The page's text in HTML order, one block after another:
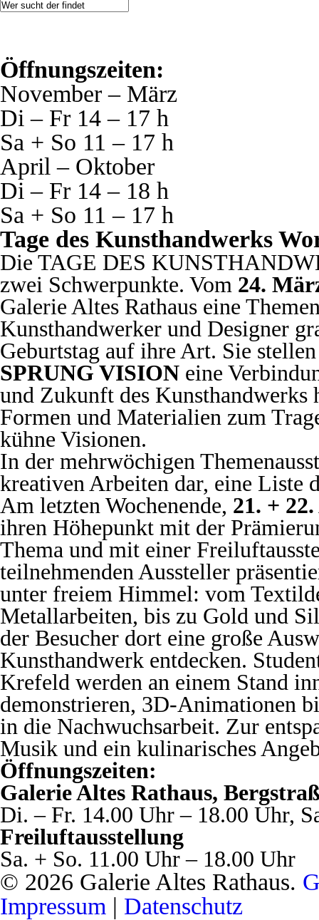
Öffnungszeiten:
November – März
Di – Fr 14 – 17 h
Sa + So 11 – 17 h
April – Oktober
Di – Fr 14 – 18 h
Sa + So 11 – 17 h
Tage des Kunsthandwerks
Die TAGE DES
zwei Schwerpunkte. Vom 24.
Galerie Altes Rathaus eine
Kunsthandwerker und Designer
Geburtstag auf ihre Art. Sie
SPRUNG VISION eine
und Zukunft des Kunsthandwerks
Formen und Materialien zum
kühne Visionen.
In der mehrwöchigen
kreativen Arbeiten dar, eine Liste
Am letzten Wochenende, 21. +
ihren Höhepunkt mit der
Thema und mit einer
teilnehmenden Aussteller
unter freiem Himmel: vom
Metallarbeiten, bis zu Gold und
der Besucher dort eine große
Kunsthandwerk entdecken.
Krefeld werden an einem Stand
demonstrieren, 3D-Animationen
in die Nachwuchsarbeit. Zur
Musik und ein kulinarisches
Öffnungszeiten:
Galerie Altes Rathaus,
Di. – Fr. 14.00 Uhr – 18.00 Uhr,
Freiluftausstellung
Sa. + So. 11.00 Uhr – 18.00 Uhr
© 2026 Galerie Altes Rathaus.
Impressum | Datenschutz